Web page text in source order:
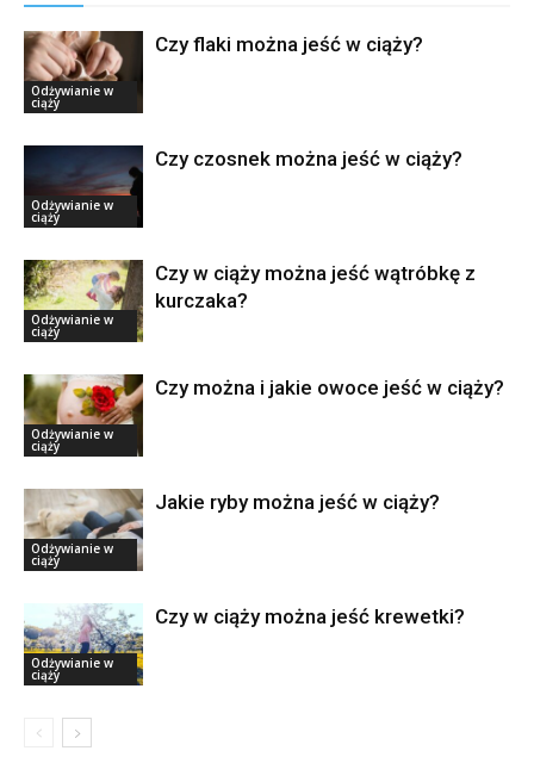
Odżywianie w
ciąży
Czy flaki można jeść w ciąży?
Odżywianie w
ciąży
Czy czosnek można jeść w ciąży?
Odżywianie w
ciąży
Czy w ciąży można jeść wątróbkę z
kurczaka?
Odżywianie w
ciąży
Czy można i jakie owoce jeść w ciąży?
Odżywianie w
ciąży
Jakie ryby można jeść w ciąży?
Odżywianie w
ciąży
Czy w ciąży można jeść krewetki?